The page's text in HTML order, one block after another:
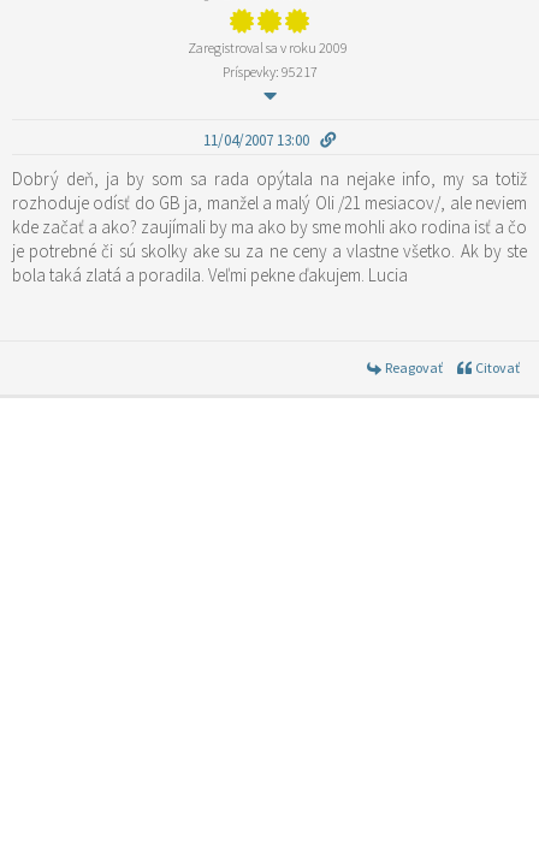
Zaregistroval sa v roku 2009
Príspevky: 95217
11/04/2007 13:00
Dobrý deň, ja by som sa rada opýtala na nejake info, my sa totiž
rozhoduje odísť do GB ja, manžel a malý Oli /21 mesiacov/, ale neviem
kde začať a ako? zaujímali by ma ako by sme mohli ako rodina isť a čo
je potrebné či sú skolky ake su za ne ceny a vlastne všetko. Ak by ste
bola taká zlatá a poradila. Veľmi pekne ďakujem. Lucia
Reagovať Citovať